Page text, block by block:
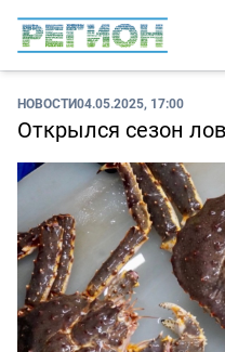
НОВОСТИ04.05.2025, 17:00
Открылся сезон